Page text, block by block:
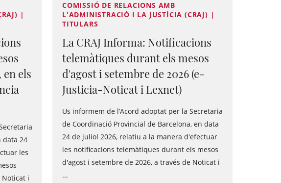
|
els
data 24
les
Noticat i
COMISSIÓ DE RELACIONS AMB
L'ADMINISTRACIÓ I LA JUSTÍCIA (CRAJ) |
TITULARS
La CRAJ Informa: Notificacions
telemàtiques durant els mesos
d'agost i setembre de 2026 (e-
Justicia-Noticat i Lexnet)
Us informem de l’Acord adoptat per la Secretaria
de Coordinació Provincial de Barcelona, en data
24 de juliol 2026, relatiu a la manera d'efectuar
les notificacions telemàtiques durant els mesos
d'agost i setembre de 2026, a través de Noticat i
...